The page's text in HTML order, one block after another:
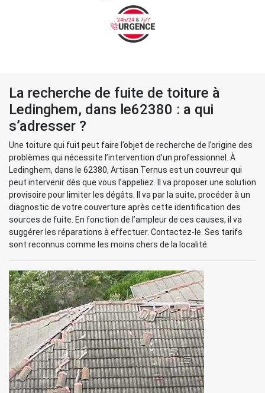
La recherche de fuite de toiture à
Ledinghem, dans le62380 : a qui
s’adresser ?
Une toiture qui fuit peut faire l’objet de recherche de l’origine des
problèmes qui nécessite l’intervention d’un professionnel. À
Ledinghem, dans le 62380, Artisan Ternus est un couvreur qui
peut intervenir dès que vous l’appeliez. Il va proposer une solution
provisoire pour limiter les dégâts. Il va par la suite, procéder à un
diagnostic de votre couverture après cette identification des
sources de fuite. En fonction de l’ampleur de ces causes, il va
suggérer les réparations à effectuer. Contactez-le. Ses tarifs
sont reconnus comme les moins chers de la localité.